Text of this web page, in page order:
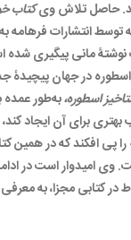
حاصل تلاش ویکتاب
توسط انتشارات فرهامه
نوشتۀ مانی پیگیری
در جهان پیچیدۀ
اسطوره،به‌طور
بهتری برای آن ایجاد
پی افکند که در همین
امیدوار است در
کتابی مجزا، به معرفی